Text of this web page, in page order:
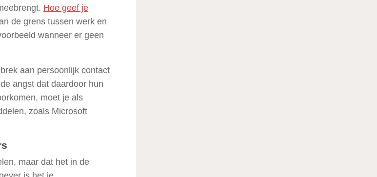
Hoe geef je
de grens tussen werk en
wanneer er geen
aan persoonlijk contact
angst dat daardoor hun
moet je als
zoals Microsoft
maar dat het in de